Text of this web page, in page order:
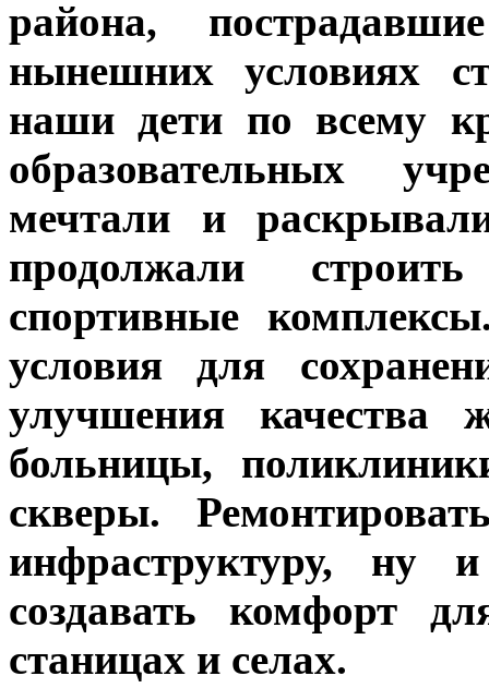
района,
нынешних условиях
наши дети по всему
образовательных
мечтали и
продолжали
спортивные
условия для
улучшения качества
больницы,
скверы.
инфраструктуру, ну
создавать комфорт
станицах и селах.